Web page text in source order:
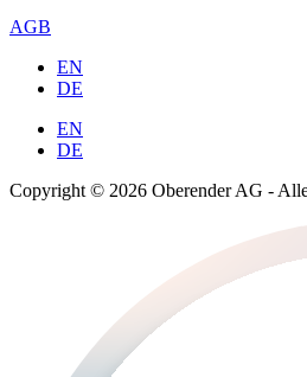
AGB
EN
DE
EN
DE
Copyright © 2026 Oberender AG -